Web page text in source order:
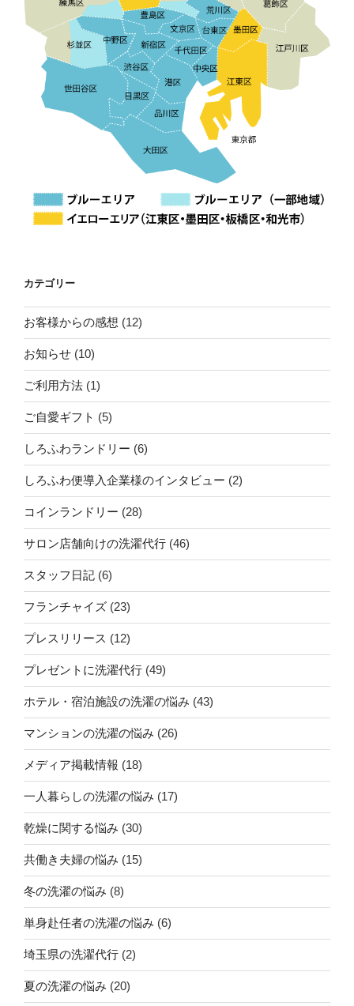
カテゴリー
お客様からの感想 (12)
お知らせ (10)
ご利用方法 (1)
ご自愛ギフト (5)
しろふわランドリー (6)
しろふわ便導入企業様のインタビュー (2)
コインランドリー (28)
サロン店舗向けの洗濯代行 (46)
スタッフ日記 (6)
フランチャイズ (23)
プレスリリース (12)
プレゼントに洗濯代行 (49)
ホテル・宿泊施設の洗濯の悩み (43)
マンションの洗濯の悩み (26)
メディア掲載情報 (18)
一人暮らしの洗濯の悩み (17)
乾燥に関する悩み (30)
共働き夫婦の悩み (15)
冬の洗濯の悩み (8)
単身赴任者の洗濯の悩み (6)
埼玉県の洗濯代行 (2)
夏の洗濯の悩み (20)